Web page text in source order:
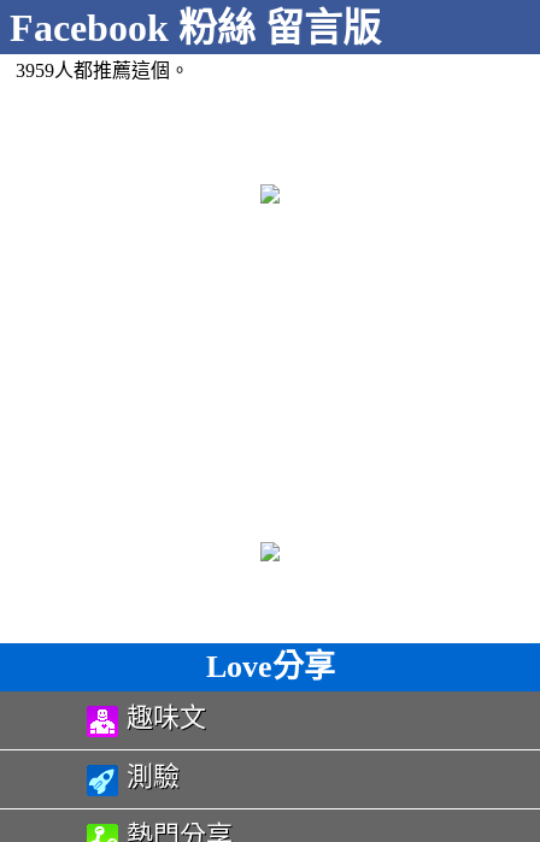
Facebook 粉絲 留言版
3959人都推薦這個。
Love分享
趣味文
測驗
熱門分享